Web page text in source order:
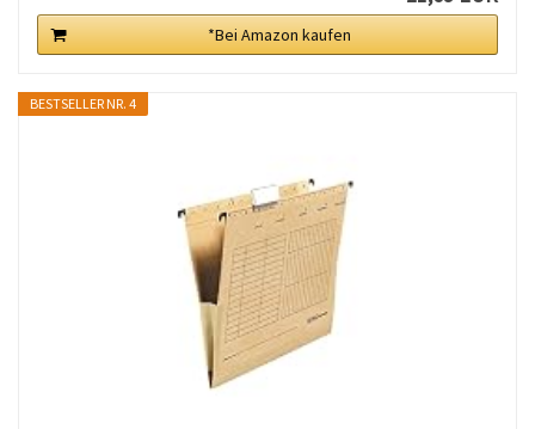
*Bei Amazon kaufen
BESTSELLER NR. 4